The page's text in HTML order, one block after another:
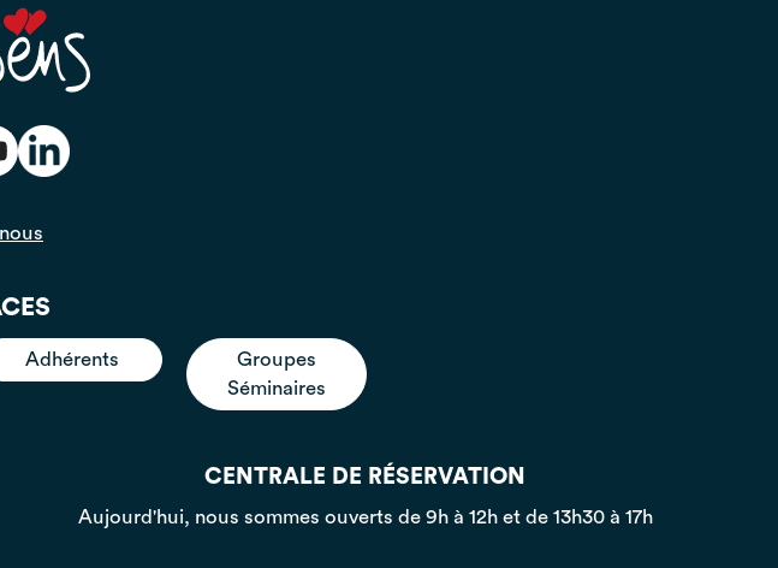
Adhérents
Groupes
Séminaires
CENTRALE DE RÉSERVATION
Aujourd'hui, nous sommes ouverts de 9h à 12h et de 13h30 à 17h